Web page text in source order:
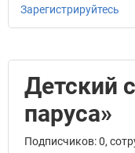
Зарегистрируйтесь
Детский
паруса»
Подписчиков: 0,